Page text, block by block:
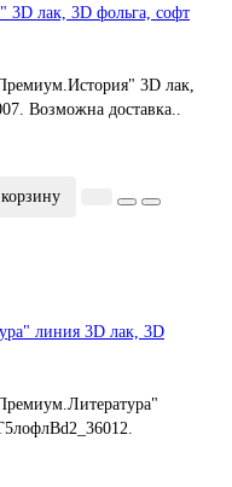
3D лак, 3D фольга, софт
3D лак,
Возможна доставка..
линия 3D лак, 3D